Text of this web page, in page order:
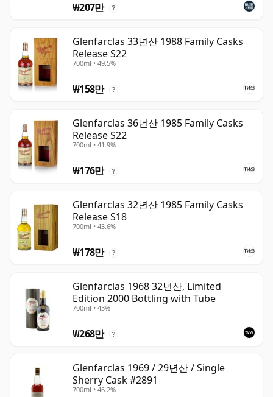
₩207만 ?
Glenfarclas 33년산 1988 Family Casks
Release S22
700ml • 49.5%
₩158만 ?
Glenfarclas 36년산 1985 Family Casks
Release S22
700ml • 41.9%
₩176만 ?
Glenfarclas 32년산 1985 Family Casks
Release S18
700ml • 43.6%
₩178만 ?
Glenfarclas 1968 32년산, Limited
Edition 2000 Bottling with Tube
700ml • 43%
₩268만 ?
Glenfarclas 1969 / 29년산 / Single
Sherry Cask #2891
700ml • 46.2%